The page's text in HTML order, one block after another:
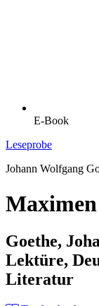
E-Book
Leseprobe
Johann Wolfgang
Goethe,
Lektüre,
Literatur